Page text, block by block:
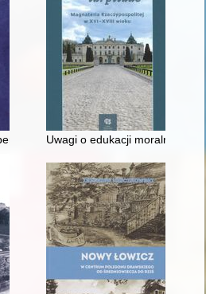
z rodu Ślązaka
Uwagi o edukacji moralnej